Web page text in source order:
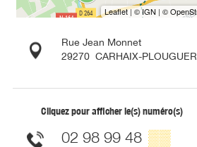
Rue Jean Monnet
29270 CARHAIX-PLOUGUER
Cliquez pour afficher le(s) numéro(s)
02 98 99 48 ▒▒